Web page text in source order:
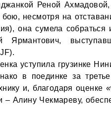
Реной
несмотря на
она сумела собраться
Ярмантович,
уступила грузинке
в поединке за
и, благодаря оценке
– Алину Чекмареву,